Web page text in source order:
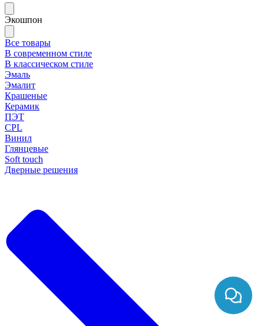
Экошпон
Все товары
В современном стиле
В классическом стиле
Эмаль
Эмалит
Крашеные
Керамик
ПЭТ
CPL
Винил
Глянцевые
Soft touch
Дверные решения